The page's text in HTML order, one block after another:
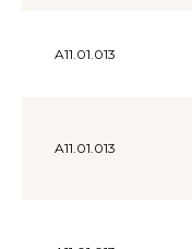
A11.01.013
A11.01.013